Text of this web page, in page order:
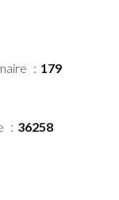
179
36258